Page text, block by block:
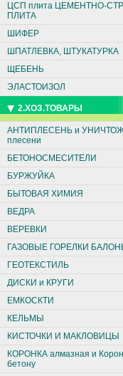
ЦСП плита ЦЕМЕНТНО-
ПЛИТА
ШИФЕР
ШПАТЛЕВКА, ШТУКАТУРКА
ЩЕБЕНЬ
ЭЛАСТОИЗОЛ
2.ХОЗ.ТОВАРЫ
АНТИПЛЕСЕНЬ и
плесени
БЕТОНОСМЕСИТЕЛИ
БУРЖУЙКА
БЫТОВАЯ ХИМИЯ
ВЕДРА
ВЕРЕВКИ
ГАЗОВЫЕ ГОРЕЛКИ
ГЕОТЕКСТИЛЬ
ДИСКИ и КРУГИ
ЕМКОСКТИ
КЕЛЬМЫ
КИСТОЧКИ И МАКЛОВИЦЫ
КОРОНКА алмазная и
бетону